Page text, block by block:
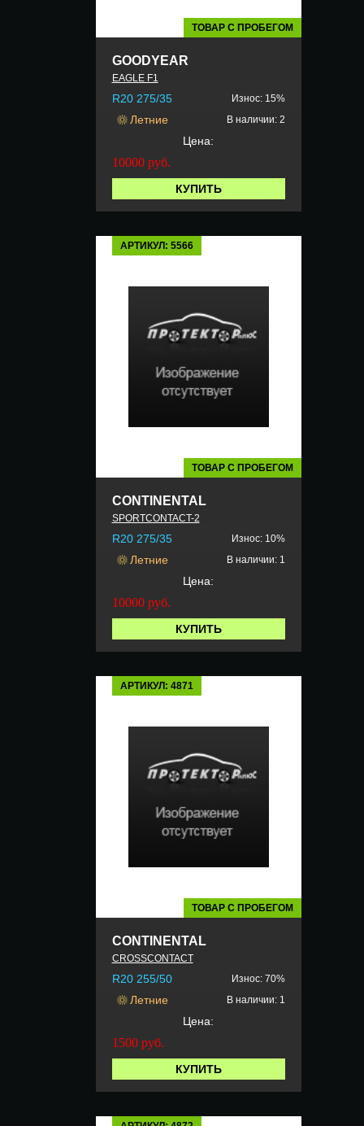
ТОВАР С ПРОБЕГОМ
GOODYEAR
EAGLE F1
R20 275/35 Износ: 15%
Летние В наличии: 2
Цена:
10000 руб.
КУПИТЬ
АРТИКУЛ: 5566
ТОВАР С ПРОБЕГОМ
CONTINENTAL
SPORTCONTACT-2
R20 275/35 Износ: 10%
Летние В наличии: 1
Цена:
10000 руб.
КУПИТЬ
АРТИКУЛ: 4871
ТОВАР С ПРОБЕГОМ
CONTINENTAL
CROSSCONTACT
R20 255/50 Износ: 70%
Летние В наличии: 1
Цена:
1500 руб.
КУПИТЬ